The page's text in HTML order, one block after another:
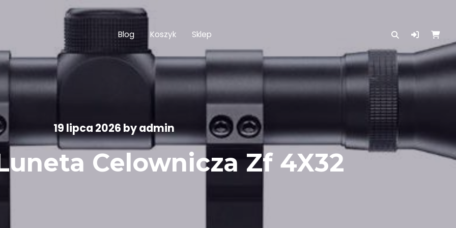
Blog Koszyk Sklep
19 lipca 2026 byadmin
Celownicza Zf 4X32